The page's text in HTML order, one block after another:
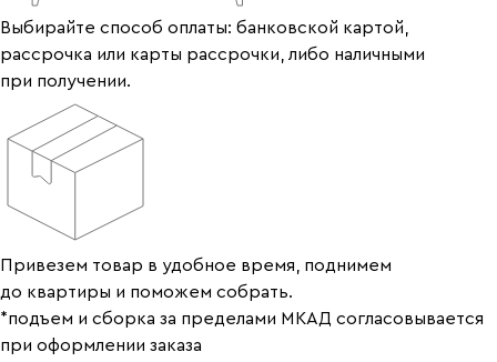
Выбирайте способ оплаты: банковской картой,
рассрочка или карты рассрочки, либо наличными
при получении.
Привезем товар в удобное время, поднимем
до квартиры и поможем собрать.
*подъем и сборка за пределами МКАД согласовывается
при оформлении заказа